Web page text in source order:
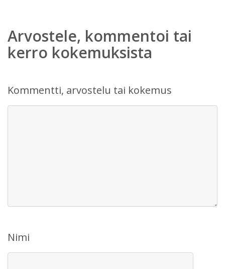
Arvostele, kommentoi tai
kerro kokemuksista
Kommentti, arvostelu tai kokemus
Nimi